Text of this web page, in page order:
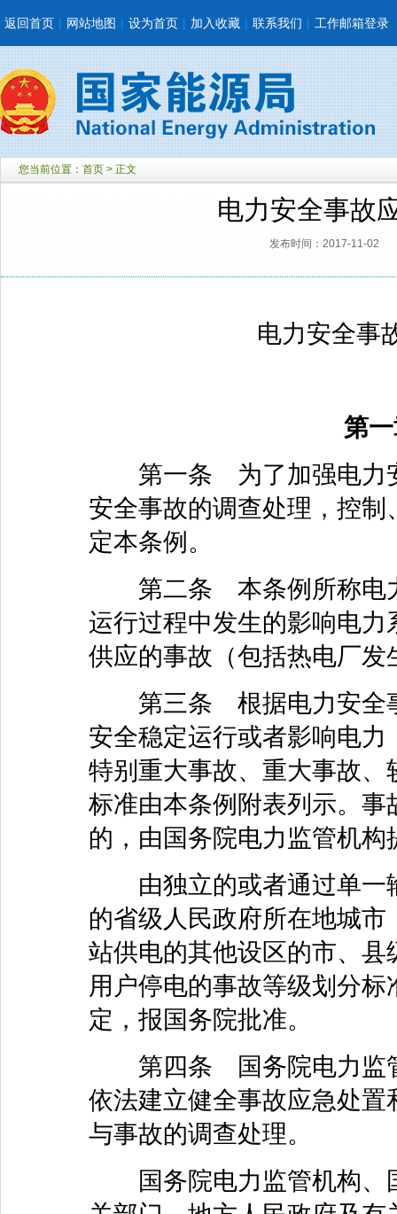
返回首页 | 网站地图 | 设为首页 | 加入收藏 | 联系我们 | 工作邮箱登录
您当前位置： 首页 > 正文
电力安全事故
发布时间：2017-11-02
电力安全事故
第
第一条 为了加强电力安
安全事故的调查处理，控
定本条例。
第二条 本条例所称电力
运行过程中发生的影响电
供应的事故（包括热电厂
第三条 根据电力安全事
安全稳定运行或者影响电
特别重大事故、重大事故
标准由本条例附表列示。
的，由国务院电力监管机
由独立的或者通过单一
的省级人民政府所在地城
站供电的其他设区的市、
用户停电的事故等级划分
定，报国务院批准。
第四条 国务院电力监管
依法建立健全事故应急处
与事故的调查处理。
国务院电力监管机构、